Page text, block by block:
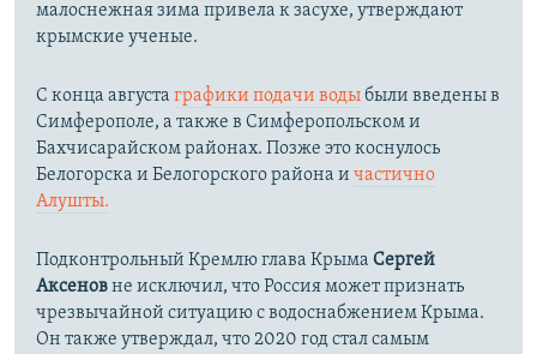
малоснежная зима привела к засухе, утверждают
крымские ученые.
С конца августа графики подачи водыбыли введены в
Симферополе, а также в Симферопольском и
Бахчисарайском районах. Позже это коснулось
Белогорска и Белогорского района и частично
Алушты.
Подконтрольный Кремлю глава Крыма Сергей
Аксеновне исключил, что Россия может признать
чрезвычайной ситуацию с водоснабжением Крыма.
Он также утверждал, что 2020 год стал самым